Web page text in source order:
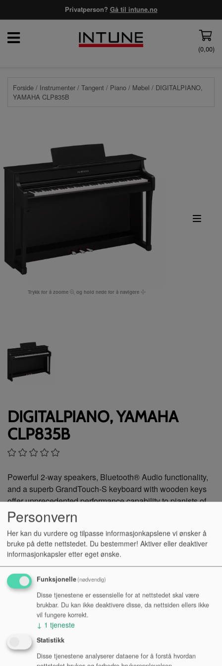
Privatperson? Gå til intune.no
(0,00)
Forside / Instrumenter / Tangent / Piano / Møbel / DIGITALPIANO,
YAMAHA CLP835B
Trykk for å zoome og hold nede for å navigere
DIGITALPIANO, YAMAHA
CLP835B
Powerful 2-way speakers, Bluetooth® Audio functionality,
and a superb GrandTouch-S keyboard with wooden keys
offer unprecedented performance capability to pianists of
all abilities.
New Yamaha CFX and Bösendorfer Imperial piano
samples, new Yamaha CFX and Bösendorfer binaural
sampling
38 voices, including 2 fortepiano voices (Mozart
Piano/Chopin Piano)
Improved VRM (Virtual Resonance Modeling)
Grand Expression Modeling
GrandTouch-S™ keyboard with wooden keys
(50 W + 50 W) x 2 amplifiers
(16 cm + 8 cm) x 2 speaker system
USB Audio Recorder (Playback/Recording: WAV)
Personvern
Her kan du vurdere og tilpasse informasjonkapslene vi ønsker å
bruke på dette nettstedet. Du bestemmer! Aktiver eller deaktiver
informasjonkapsler etter eget ønske.
Funksjonelle(nødvendig)
Disse tjenestene er essensielle for at nettstedet skal være
brukbar. Du kan ikke deaktivere disse, da nettsiden ellers ikke
vil fungere korrekt.
↓ 1 tjeneste
Statistikk
Disse tjenestene analyserer dataene for å forstå hvordan